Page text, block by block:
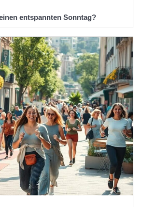
entspannten Sonntag?